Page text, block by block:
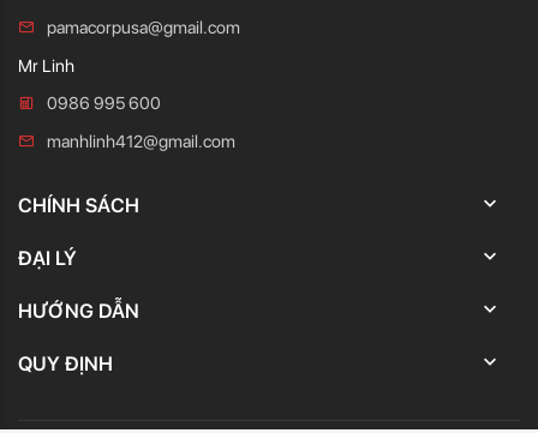
pamacorpusa@gmail.com
Mr Linh
0986 995 600
manhlinh412@gmail.com
CHÍNH SÁCH
ĐẠI LÝ
HƯỚNG DẪN
QUY ĐỊNH